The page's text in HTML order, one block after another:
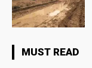
MUST READ